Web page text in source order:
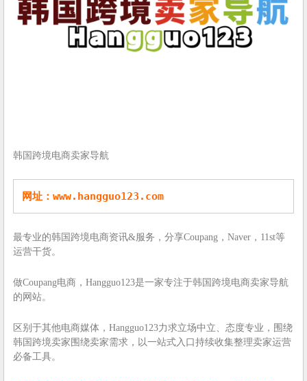
韩国跨境电商卖家导航
网址：www.hangguo123.com
最专业的韩国跨境电商资讯&服务，分享Coupang，Naver，11st等
运营干货。
做Coupang电商，Hangguo123是一家专注于韩国跨境电商卖家导航
的网站。
区别于其他电商媒体，Hangguo123力求立场中立、态度专业，围绕
韩国跨境卖家围绕卖家需求，以一站式入口持续收集整理卖家运营
必备工具。